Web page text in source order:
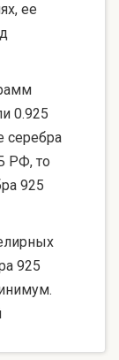
ее
0.925
серебра
РФ, то
925
925